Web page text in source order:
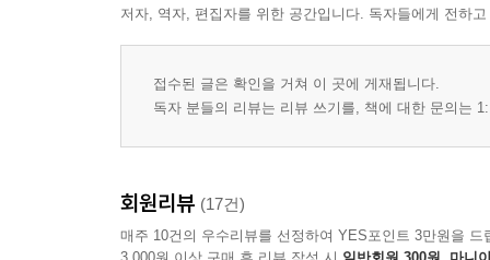
401-425
476-500
526-550
576-600
601-625
저자, 역자, 편집자를 위한 공간입니다. 독자들에게 전하
접수된 글은 확인을 거쳐 이 곳에 게재됩니다.
독자 분들의 리뷰는 리뷰 쓰기를, 책에 대한 문의는
회원리뷰 (17건)
매주 10건의 우수리뷰를 선정하여 YES포인트 3만원을 드